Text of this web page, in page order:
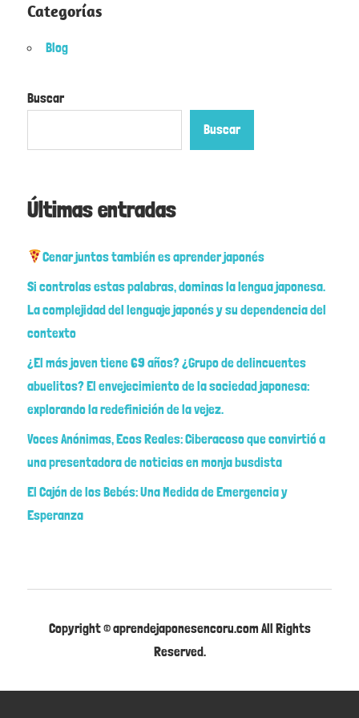
Categorías
Blog
Buscar
Buscar
Últimas entradas
Cenar juntos también es aprender japonés
Si controlas estas palabras, dominas la lengua japonesa.
La complejidad del lenguaje japonés y su dependencia del
contexto
¿El más joven tiene 69 años? ¿Grupo de delincuentes
abuelitos? El envejecimiento de la sociedad japonesa:
explorando la redefinición de la vejez.
Voces Anónimas, Ecos Reales: Ciberacoso que convirtió a
una presentadora de noticias en monja busdista
El Cajón de los Bebés: Una Medida de Emergencia y
Esperanza
Copyright © aprendejaponesencoru.com All Rights
Reserved.